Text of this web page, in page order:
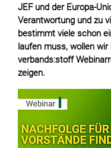
JEF und der Europa-
Verantwortung und zu
bestimmt viele schon
laufen muss, wollen
verbands:stoff
zeigen.